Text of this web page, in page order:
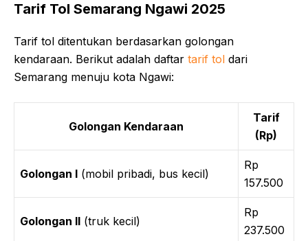
Tarif Tol Semarang Ngawi 2025
Tarif tol ditentukan berdasarkan golongan
kendaraan. Berikut adalah daftar tarif tol dari
Semarang menuju kota Ngawi:
Golongan Kendaraan
Tarif
(Rp)
Golongan I (mobil pribadi, bus kecil)
Rp
157.500
Golongan II (truk kecil)
Rp
237.500